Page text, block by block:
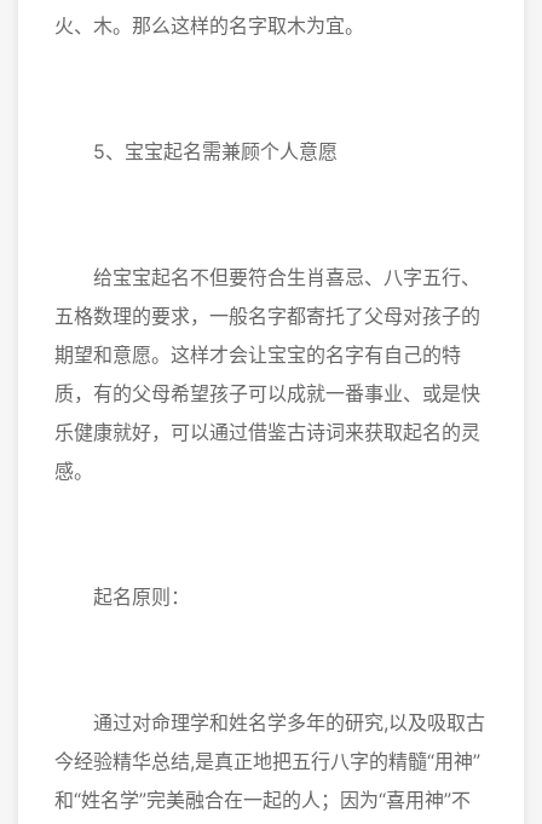
火、木。那么这样的名字取木为宜。
5、宝宝起名需兼顾个人意愿
给宝宝起名不但要符合生肖喜忌、八字五行、
五格数理的要求，一般名字都寄托了父母对孩子的
期望和意愿。这样才会让宝宝的名字有自己的特
质，有的父母希望孩子可以成就一番事业、或是快
乐健康就好，可以通过借鉴古诗词来获取起名的灵
感。
起名原则：
通过对命理学和姓名学多年的研究,以及吸取古
今经验精华总结,是真正地把五行八字的精髓“用神”
和“姓名学”完美融合在一起的人；因为“喜用神”不